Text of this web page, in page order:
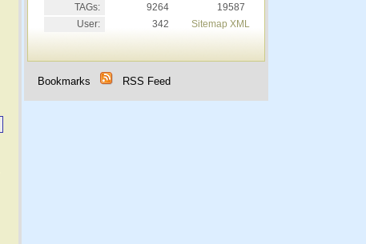
TAGs:
9264
19587
User:
342 Sitemap XML
Bookmarks RSS Feed